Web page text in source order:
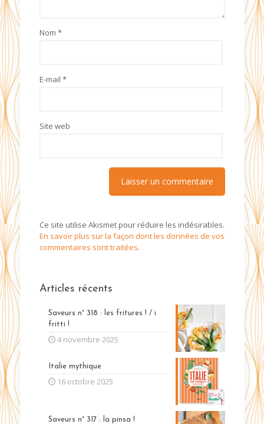
Nom *
E-mail *
Site web
Ce site utilise Akismet pour réduire les indésirables.
En savoir plus sur la façon dont les données de vos
commentaires sont traitées.
Articles récents
Saveurs n° 318 : les fritures ! / i
fritti !
4 novembre 2025
Italie mythique
16 octobre 2025
Saveurs n° 317 : la pinsa !